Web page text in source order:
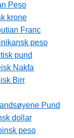
Peso
krone
Franc
peso
pund
Nakfa
Birr
Pund
dollar
peso